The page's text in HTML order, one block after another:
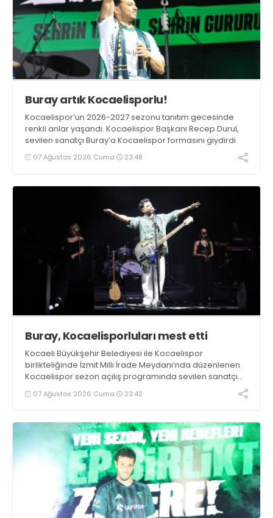
Buray artık Kocaelisporlu!
Kocaelispor’un 2026-2027 sezonu tanıtım gecesinde
renkli anlar yaşandı. Kocaelispor Başkanı Recep Durul,
sevilen sanatçı Buray’a Kocaelispor formasını giydirdi.
07 Ağustos 2026 Cuma 23:48
Buray, Kocaelisporluları mest etti
Kocaeli Büyükşehir Belediyesi ile Kocaelispor
birlikteliğinde İzmit Milli İrade Meydanı’nda düzenlenen
Kocaelispor sezon açılış programında sevilen sanatçı
Buray, verdiği konserle meydanı inletti.
07 Ağustos 2026 Cuma 23:42